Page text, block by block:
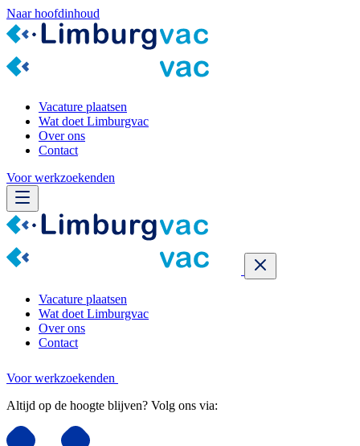
Naar hoofdinhoud
Vacature plaatsen
Wat doet Limburgvac
Over ons
Contact
Voor werkzoekenden
Vacature plaatsen
Wat doet Limburgvac
Over ons
Contact
Voor werkzoekenden
Altijd op de hoogte blijven? Volg ons via: